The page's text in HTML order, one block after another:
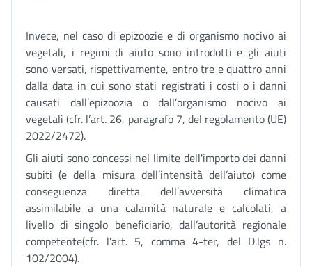
Invece, nel caso di epizoozie e di organismo nocivo ai
vegetali, i regimi di aiuto sono introdotti e gli aiuti
sono versati, rispettivamente, entro tre e quattro anni
dalla data in cui sono stati registrati i costi o i danni
causati dall’epizoozia o dall’organismo nocivo ai
vegetali (cfr. l’art. 26, paragrafo 7, del regolamento (UE)
2022/2472).
Gli aiuti sono concessi nel limite dell'importo dei danni
subiti (e della misura dell’intensità dell’aiuto) come
conseguenza diretta dell’avversità climatica
assimilabile a una calamità naturale e calcolati, a
livello di singolo beneficiario, dall’autorità regionale
competente(cfr. l’art. 5, comma 4-ter, del D.lgs n.
102/2004).